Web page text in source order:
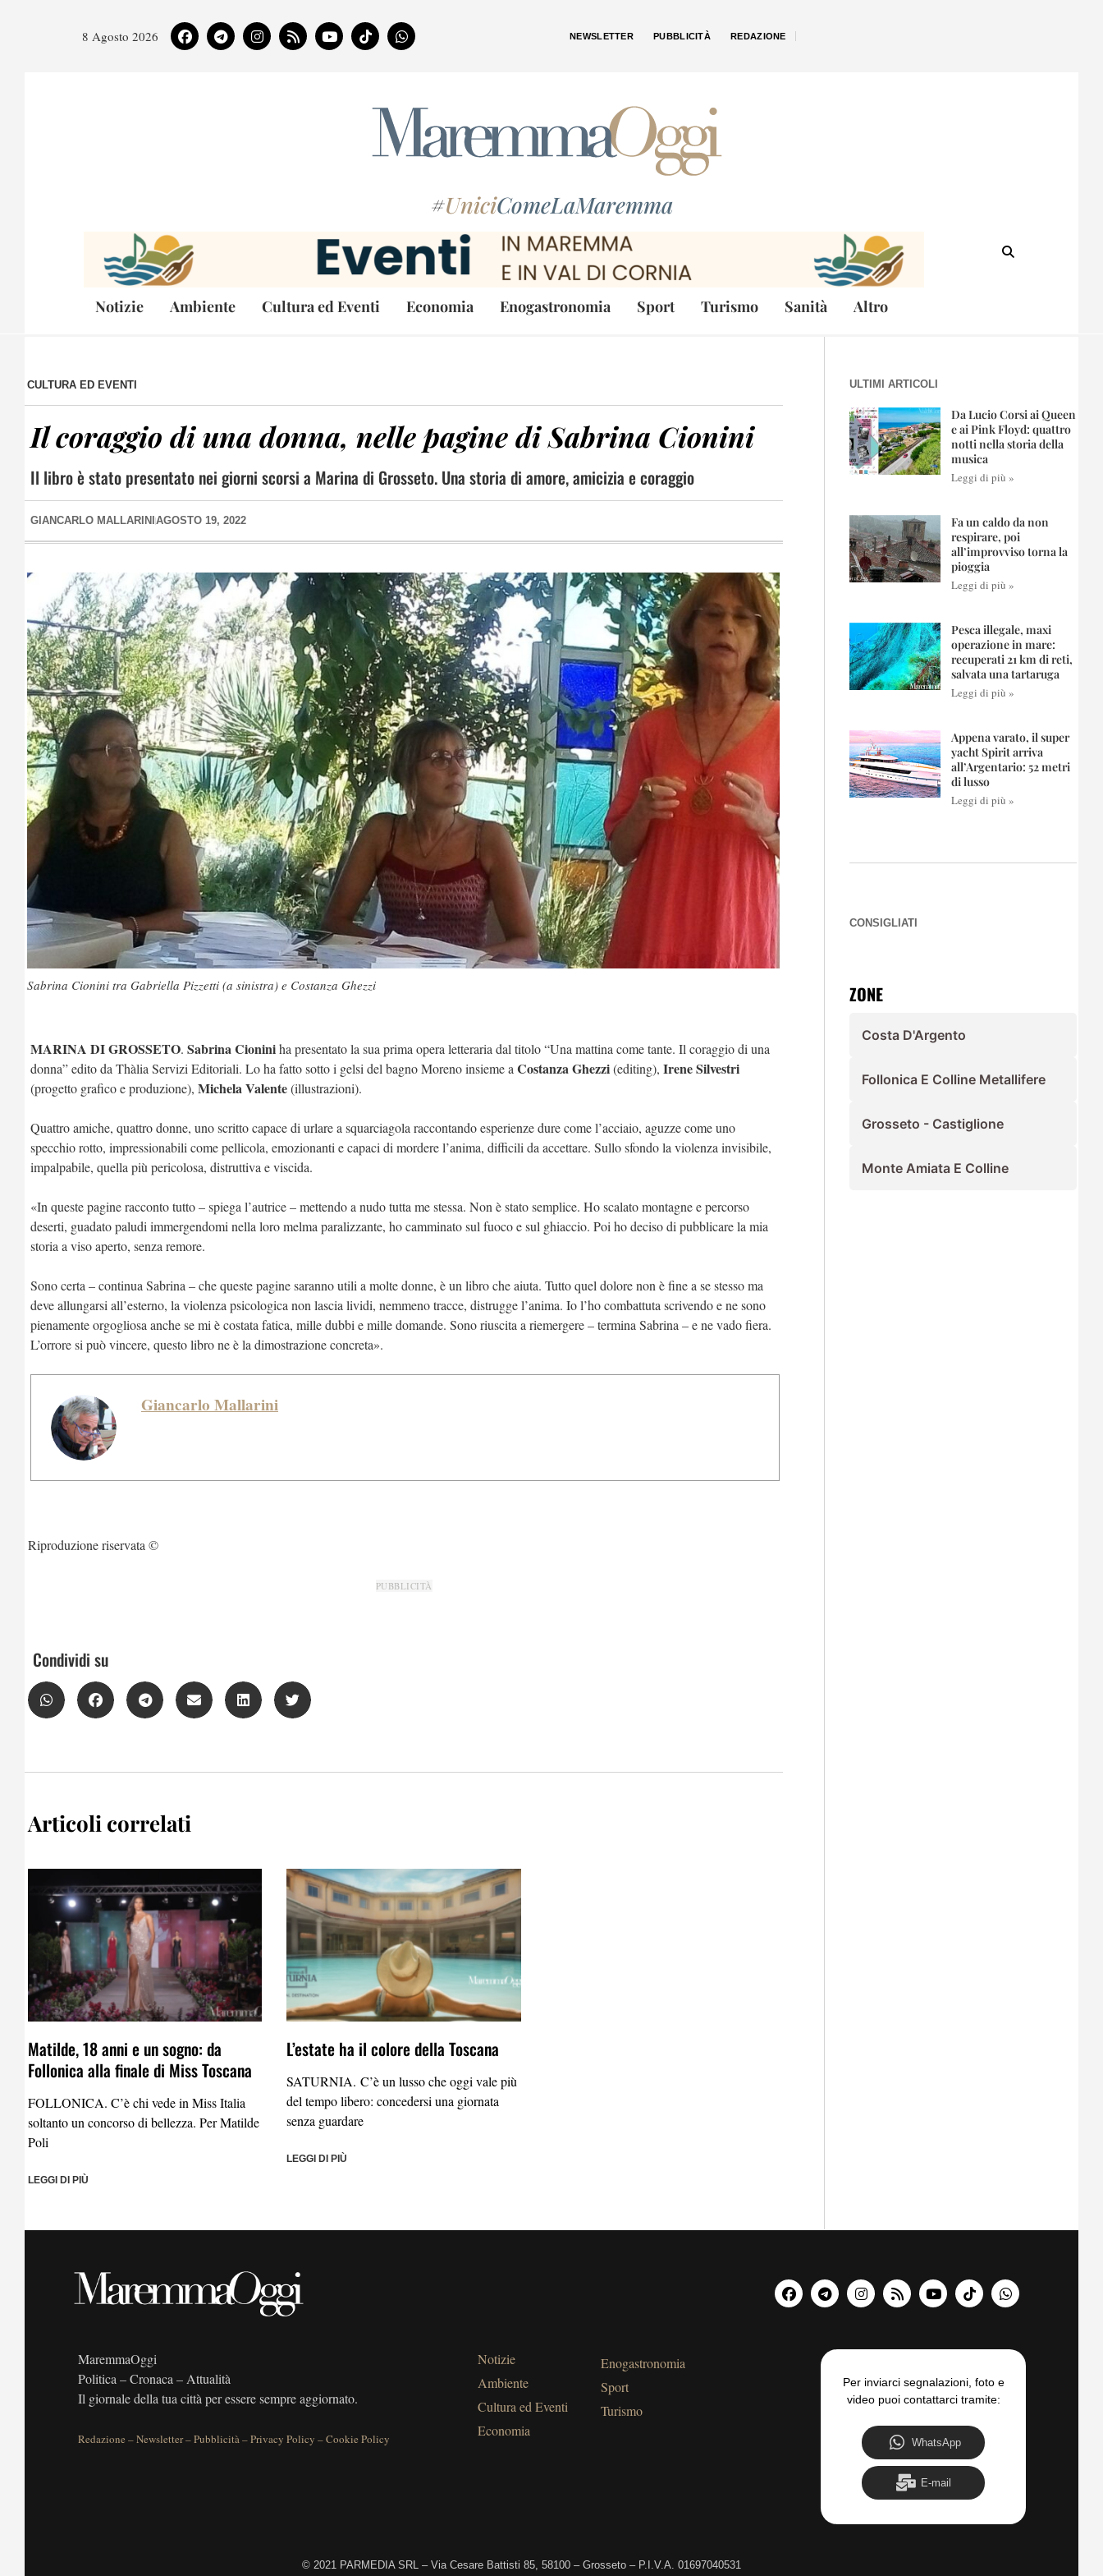
8 Agosto 2026 NEWSLETTER PUBBLICITÀ REDAZIONE
#UniciComeLaMaremma
Notizie Ambiente Cultura ed Eventi Economia Enogastronomia Sport Turismo Sanità Altro
CULTURA ED EVENTI
Il coraggio di una donna, nelle pagine di Sabrina Cionini
Il libro è stato presentato nei giorni scorsi a Marina di Grosseto. Una storia di amore, amicizia e coraggio
GIANCARLO MALLARINI AGOSTO 19, 2022
Sabrina Cionini tra Gabriella Pizzetti (a sinistra) e Costanza Ghezzi
MARINA DI GROSSETO. Sabrina Cioniniha presentato la sua prima opera letteraria dal titolo “Una mattina come tante. Il coraggio di una
donna” edito da Thàlia Servizi Editoriali. Lo ha fatto sotto i gelsi del bagno Moreno insieme a Costanza Ghezzi(editing), Irene Silvestri
(progetto grafico e produzione), Michela Valente(illustrazioni).
Quattro amiche, quattro donne, uno scritto capace di urlare a squarciagola raccontando esperienze dure come l’acciaio, aguzze come uno
specchio rotto, impressionabili come pellicola, emozionanti e capaci di mordere l’anima, difficili da accettare. Sullo sfondo la violenza invisibile,
impalpabile, quella più pericolosa, distruttiva e viscida.
«In queste pagine racconto tutto – spiega l’autrice – mettendo a nudo tutta me stessa. Non è stato semplice. Ho scalato montagne e percorso
deserti, guadato paludi immergendomi nella loro melma paralizzante, ho camminato sul fuoco e sul ghiaccio. Poi ho deciso di pubblicare la mia
storia a viso aperto, senza remore.
Sono certa – continua Sabrina – che queste pagine saranno utili a molte donne, è un libro che aiuta. Tutto quel dolore non è fine a se stesso ma
deve allungarsi all’esterno, la violenza psicologica non lascia lividi, nemmeno tracce, distrugge l’anima. Io l’ho combattuta scrivendo e ne sono
pienamente orgogliosa anche se mi è costata fatica, mille dubbi e mille domande. Sono riuscita a riemergere – termina Sabrina – e ne vado fiera.
L’orrore si può vincere, questo libro ne è la dimostrazione concreta».
Giancarlo Mallarini
Riproduzione riservata ©
PUBBLICITÀ
Condividi su
Articoli correlati
Matilde, 18 anni e un sogno: da
Follonica alla finale di Miss Toscana
FOLLONICA. C’è chi vede in Miss Italia
soltanto un concorso di bellezza. Per Matilde
Poli
LEGGI DI PIÙ
L’estate ha il colore della Toscana
SATURNIA. C’è un lusso che oggi vale più
del tempo libero: concedersi una giornata
senza guardare
LEGGI DI PIÙ
ULTIMI ARTICOLI
Da Lucio Corsi ai Queen
e ai Pink Floyd: quattro
notti nella storia della
musica
Leggi di più »
Fa un caldo da non
respirare, poi
all’improvviso torna la
pioggia
Leggi di più »
Pesca illegale, maxi
operazione in mare:
recuperati 21 km di reti,
salvata una tartaruga
Leggi di più »
Appena varato, il super
yacht Spirit arriva
all’Argentario: 52 metri
di lusso
Leggi di più »
CONSIGLIATI
ZONE
Costa D'Argento
Follonica E Colline Metallifere
Grosseto - Castiglione
Monte Amiata E Colline
MaremmaOggi
Politica – Cronaca – Attualità
Il giornale della tua città per essere sempre aggiornato.
Redazione –Newsletter–Pubblicità–Privacy Policy –Cookie Policy
Notizie
Ambiente
Cultura ed Eventi
Economia
Enogastronomia
Sport
Turismo
Per inviarci segnalazioni, foto e
video puoi contattarci tramite:
WhatsApp
E-mail
© 2021 PARMEDIA SRL – Via Cesare Battisti 85, 58100 – Grosseto – P.I.V.A. 01697040531